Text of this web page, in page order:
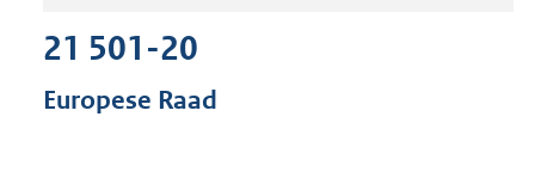
21 501-20
Europese Raad